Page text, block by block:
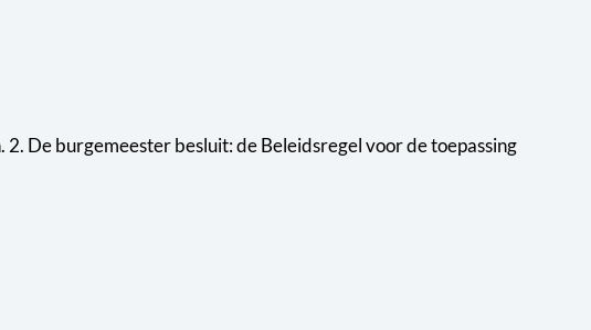
De burgemeester besluit: de Beleidsregel voor de toepassing